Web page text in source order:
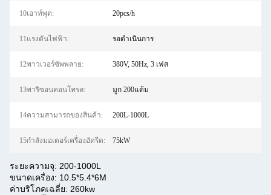
10เอาท์พุต: 20pcs/h
11แรงดันไฟฟ้า: รอดำเนินการ
12พาวเวอร์ซัพพลาย: 380V, 50Hz, 3 เฟส
13พาริซอนคอนโทรล: มูก 200แต้ม
14ความสามารถของสินค้า: 200L-1000L
15กำลังมอเตอร์เครื่องอัดรีด: 75kW
ระยะความจุ: 200-1000L
ขนาดเครื่อง: 10.5*5.4*6M
ค่าบริโภคเฉลี่ย: 260kw